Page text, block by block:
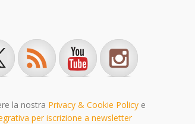
la nostra Privacy & Cookie Policye
per iscrizione a newsletter